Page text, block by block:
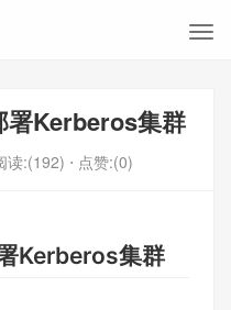
署Kerberos集群
读:(192) ⋅ 点赞:(0)
Kerberos集群